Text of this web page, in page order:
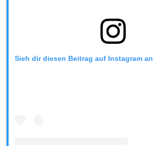
Sieh dir diesen Beitrag auf Instagram an